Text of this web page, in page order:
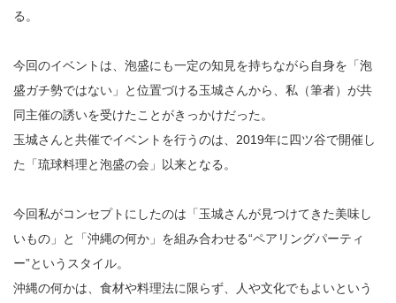
る。
今回のイベントは、泡盛にも一定の知見を持ちながら自身を「泡
盛ガチ勢ではない」と位置づける玉城さんから、私（筆者）が共
同主催の誘いを受けたことがきっかけだった。
玉城さんと共催でイベントを行うのは、2019年に四ツ谷で開催し
た「琉球料理と泡盛の会」以来となる。
今回私がコンセプトにしたのは「玉城さんが見つけてきた美味し
いもの」と「沖縄の何か」を組み合わせる“ペアリングパーティ
ー”というスタイル。
沖縄の何かは、食材や料理法に限らず、人や文化でもよいという